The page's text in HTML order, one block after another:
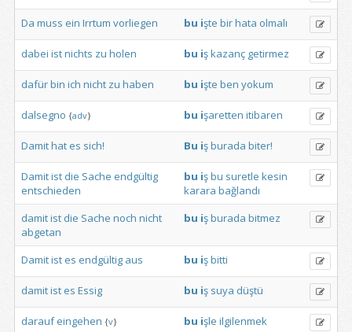
Da muss ein Irrtum vorliegen bu işte birhata olmalı
dabei istnichts zu holen bu işkazanç getirmez
dafürbin ich nicht zu haben bu işte ben yokum
dalsegno {adv} bu işaretten itibaren
Damithat es sich! Bu işburada biter!
Damitist die Sache endgültig
entschieden
bu işbu suretle kesin
karara bağlandı
damitist die Sache noch nicht
abgetan
bu işburada bitmez
Damitist es endgültig aus bu işbitti
damitist es Essig bu iş suya düştü
darauf eingehen {v} bu işle ilgilenmek